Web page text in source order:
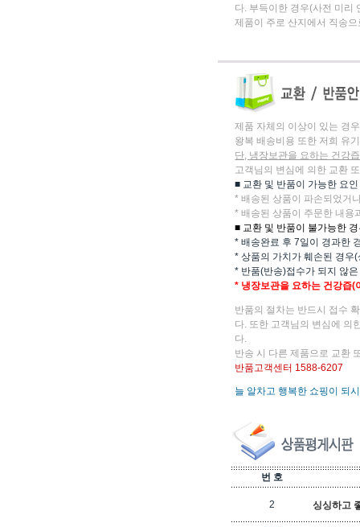
다. 부득이한 경우(사전 미리
제품이 주로 산지에서 직송
제품 자체의 이상이 있는 경
왕복 배송비용 또한 저희 유
단, 냉장보관을 요하는 건강
고객님의 변심에 의한 교환
■ 교환 및 반품이 가능한 요인
* 배송된 상품이 파손되었거
* 배송된 상품이 주문한 내용
■ 교환 및 반품이 불가능한
* 배송완료 후 7일이 경과한
* 상품의 가치가 훼손된 경우
* 반품(반송)접수가 되지 않
* 냉장보관을 요하는 건강즙(
반품의 절차는 반드시 접수
다. 또한 고객님의 변심에 의
다.
반송 시 다른 제품으로 교환
반품고객센터 1588-6207
늘 알차고 행복한 쇼핑이 되
번 호
2 싱싱하고